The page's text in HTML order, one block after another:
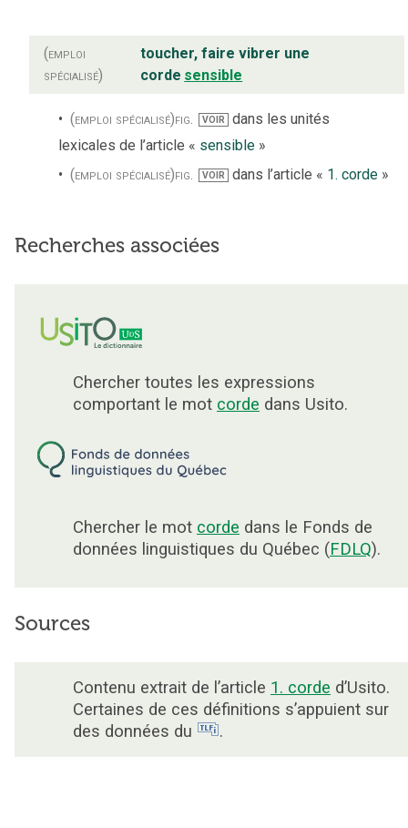
(emploi
spécialisé)
toucher, faire vibrer une
corde sensible
(emploi spécialisé)fig. VOIR
dans les unités
lexicales de l’article « sensible »
(emploi spécialisé)fig. VOIR dans l’article « 1. corde»
Recherches associées
Chercher toutes les expressions
comportant le mot corde dans Usito.
Chercher le mot corde dans le Fonds de
données linguistiques du Québec (FDLQ).
Sources
Contenu extrait de l’article 1. corde d’Usito.
Certaines de ces définitions s’appuient sur
des données du
.